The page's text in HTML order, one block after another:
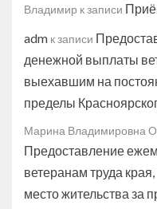
Владимир к записи
adm к записи
денежной выплаты
выехавшим на
пределы
Марина Владимировна
Предоставление
ветеранам труда
место жительства за